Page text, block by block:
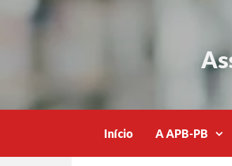
Início A APB-PB